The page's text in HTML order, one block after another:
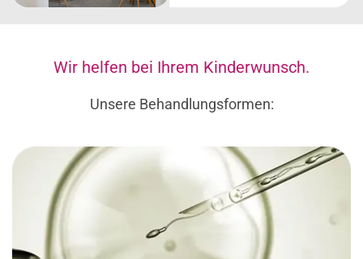
Wir helfen bei Ihrem Kinderwunsch.
Unsere Behandlungsformen: